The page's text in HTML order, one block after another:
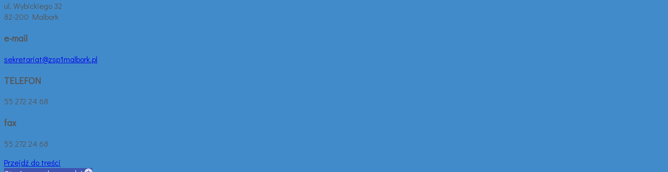
ul. Wybickiego 32
82-200 Malbork
e-mail
sekretariat@zsp1malbork.pl
TELEFON
55 272 24 68
fax
55 272 24 68
Przejdź do treści